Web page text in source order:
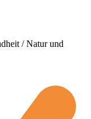
/ Natur und